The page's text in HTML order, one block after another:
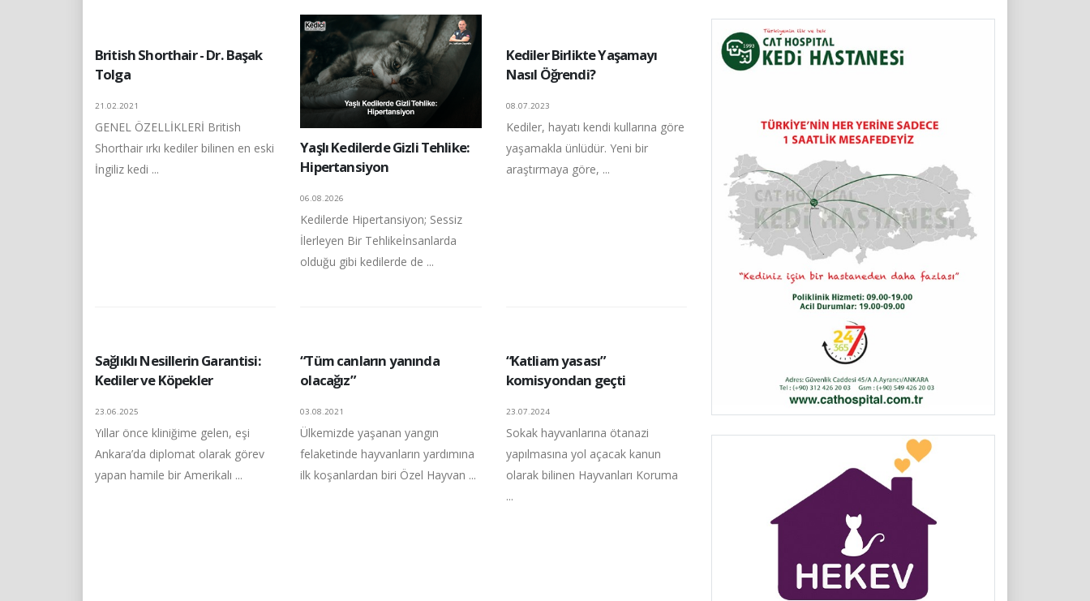
British Shorthair - Dr. Başak
Tolga
21.02.2021
GENEL ÖZELLİKLERİ British
Shorthair ırkı kediler bilinen en eski
İngiliz kedi ...
Yaşlı Kedilerde Gizli Tehlike:
Hipertansiyon
06.08.2026
Kedilerde Hipertansiyon; Sessiz
İlerleyen Bir Tehlikeİnsanlarda
olduğu gibi kedilerde de ...
Kediler Birlikte Yaşamayı
Nasıl Öğrendi?
08.07.2023
Kediler, hayatı kendi kullarına göre
yaşamakla ünlüdür. Yeni bir
araştırmaya göre, ...
Sağlıklı Nesillerin Garantisi:
Kediler ve Köpekler
23.06.2025
Yıllar önce kliniğime gelen, eşi
Ankara’da diplomat olarak görev
yapan hamile bir Amerikalı ...
“Tüm canların yanında
olacağız”
03.08.2021
Ülkemizde yaşanan yangın
felaketinde hayvanların yardımına
ilk koşanlardan biri Özel Hayvan ...
“Katliam yasası”
komisyondan geçti
23.07.2024
Sokak hayvanlarına ötanazi
yapılmasına yol açacak kanun
olarak bilinen Hayvanları Koruma
...